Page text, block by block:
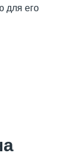
для его